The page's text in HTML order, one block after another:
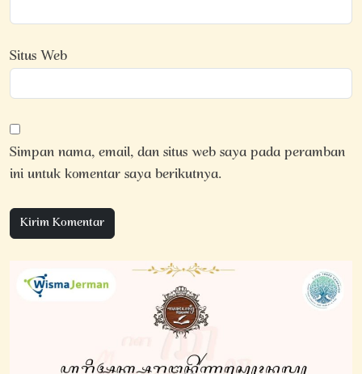
Situs Web
Simpan nama, email, dan situs web saya pada peramban
ini untuk komentar saya berikutnya.